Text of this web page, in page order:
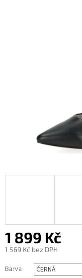
1 899 Kč
1 569 Kč bez DPH
cena:
Barva